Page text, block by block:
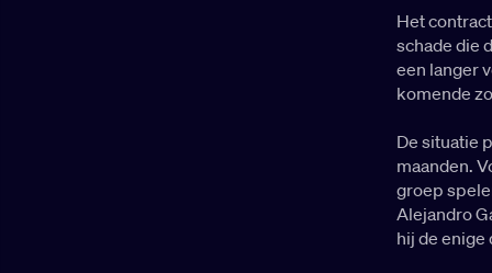
Het
schade die
een langer
komende
De situatie
maanden.
groep
Alejandro
hij de enige